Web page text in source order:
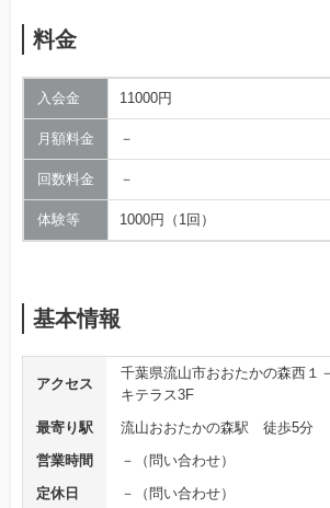
料金
入会金 11000円
月額料金 －
回数料金 －
体験等 1000円（1回）
基本情報
アクセス
千葉県流山市おおたかの森西１
キテラス3F
最寄り駅
流山おおたかの森駅 徒歩5分
営業時間
－（問い合わせ）
定休日
－（問い合わせ）